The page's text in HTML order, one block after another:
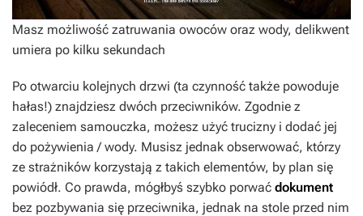
Masz możliwość zatruwania owoców oraz wody, delikwent
umiera po kilku sekundach
Po otwarciu kolejnych drzwi (ta czynność także powoduje
hałas!) znajdziesz dwóch przeciwników. Zgodnie z
zaleceniem samouczka, możesz użyć trucizny i dodać jej
do pożywienia / wody. Musisz jednak obserwować, którzy
ze strażników korzystają z takich elementów, by plan się
powiódł. Co prawda, mógłbyś szybko porwać dokument
bez pozbywania się przeciwnika, jednak na stole przed nim